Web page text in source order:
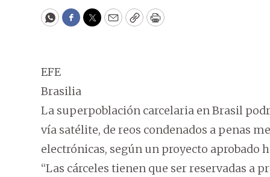
WhatsApp
Facebook
Twitter
EmailCopyPrint
EFE
Brasilia
La superpoblación carcelaria en Brasil
vía satélite, de reos condenados a penas
electrónicas, según un proyecto aprobado
“Las cárceles tienen que ser reservadas a